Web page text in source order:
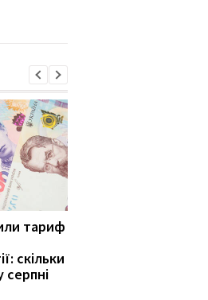
тариф
скільки
серпні